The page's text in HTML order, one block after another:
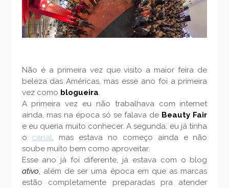
Não é a primeira vez que visito a maior feira de
beleza das Américas, mas esse ano foi a primeira
vez como blogueira.
A primeira vez eu não trabalhava com internet
ainda, mas na época só se falava de Beauty Fair
e eu queria muito conhecer. A segunda, eu já tinha
o canal, mas estava no começo ainda e não
soube muito bem como aproveitar.
Esse ano já foi diferente, já estava com o blog
ativo, além de ser uma época em que as marcas
estão completamente preparadas pra atender